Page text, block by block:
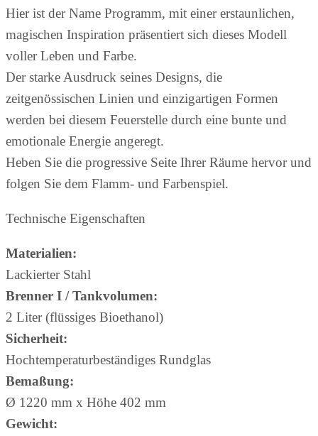
Hier ist der Name Programm, mit einer erstaunlichen,
magischen Inspiration präsentiert sich dieses Modell
voller Leben und Farbe.
Der starke Ausdruck seines Designs, die
zeitgenössischen Linien und einzigartigen Formen
werden bei diesem Feuerstelle durch eine bunte und
emotionale Energie angeregt.
Heben Sie die progressive Seite Ihrer Räume hervor und
folgen Sie dem Flamm- und Farbenspiel.
Technische Eigenschaften
Materialien:
Lackierter Stahl
Brenner I / Tankvolumen:
2 Liter (flüssiges Bioethanol)
Sicherheit:
Hochtemperaturbeständiges Rundglas
Bemaßung:
Ø 1220 mm x Höhe 402 mm
Gewicht: